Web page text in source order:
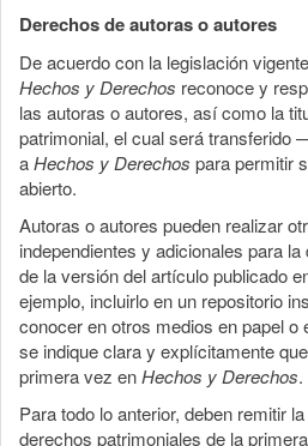
Derechos de autoras o autores
De acuerdo con la legislación
Hechos y Derechos reconoce y
las autoras o autores, así como la
patrimonial, el cual será
aHechos y Derechos para permitir
abierto.
Autoras o autores pueden realizar
independientes y adicionales para
de la versión del artículo publicado
ejemplo, incluirlo en un repositorio
conocer en otros medios en papel
se indique clara y explícitamente
primera vez enHechos y Derechos.
Para todo lo anterior, deben remitir
derechos patrimoniales de la